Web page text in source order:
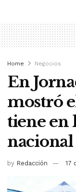
Home Negocios
En
mostró
tiene en
nacional
by Redacción 17